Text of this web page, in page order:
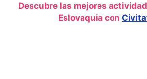
Descubre las mejores
Eslovaquia con